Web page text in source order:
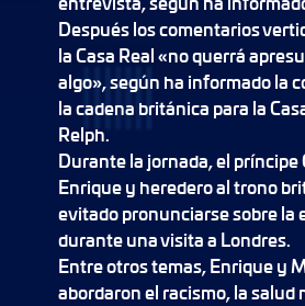
Después los comentarios
la Casa Real «no querrá
algo», según ha informado la
la cadena británica para la
Relph.
Durante la jornada, el príncipe
Enrique y heredero al trono
evitado pronunciarse sobre la
durante una visita a Londres.
Entre otros temas, Enrique y
abordaron el racismo, la salud